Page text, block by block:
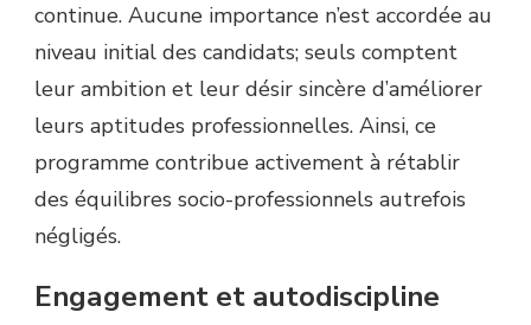
continue. Aucune importance n’est accordée au
niveau initial des candidats; seuls comptent
leur ambition et leur désir sincère d’améliorer
leurs aptitudes professionnelles. Ainsi, ce
programme contribue activement à rétablir
des équilibres socio-professionnels autrefois
négligés.
Engagement et autodiscipline